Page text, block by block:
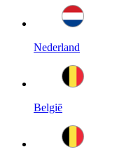
Nederland
België